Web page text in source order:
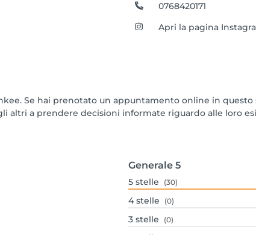
0768420171
Apri la pagina
Se hai prenotato un appuntamento online in
altri a prendere decisioni informate riguardo alle loro
Generale 5
5 stelle (30)
4 stelle (0)
3 stelle (0)